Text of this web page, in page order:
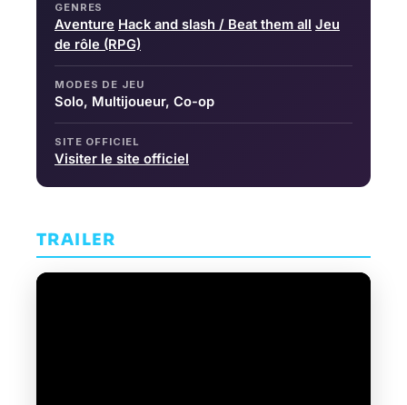
GENRES
Aventure Hack and slash / Beat them all Jeu
de rôle (RPG)
MODES DE JEU
Solo, Multijoueur, Co-op
SITE OFFICIEL
Visiter le site officiel
TRAILER